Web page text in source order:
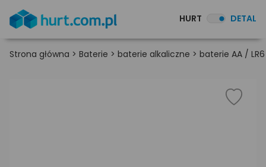
HURT DETAL
Strona główna > Baterie > baterie alkaliczne > baterie AA / LR6